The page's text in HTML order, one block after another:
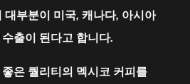
대부분이 미국, 캐나다, 아시아
수출이 된다고 합니다.
좋은 퀄리티의 멕시코 커피를